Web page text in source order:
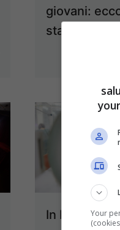
giovani:
sta
In Piemonte
Your